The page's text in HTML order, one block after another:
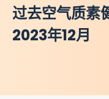
过去空气质素
2023年12月